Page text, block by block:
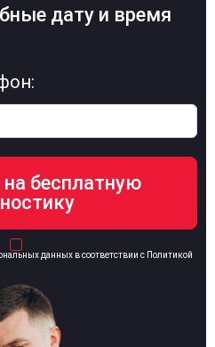
дату и время
данных в соответствии с Политикой